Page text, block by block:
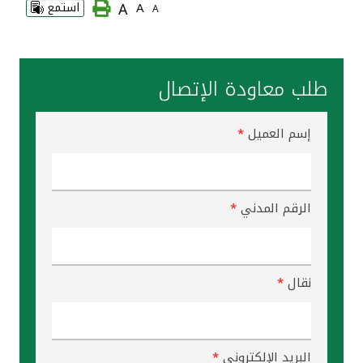
خدمات ما بعد البيع
اتصل بنا
ألمانيا
A
A
A استمع
طلب معاودة الإتصال
إسم العميل*
الرقم المدني*
نقال*
البريد الإلكتروني*